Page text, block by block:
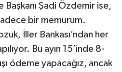
Şadi Özdemir ise,
bir memurum.
İller Bankası’ndan her
Bu ayın 15’inde 8-
ödeme yapacağız, ancak